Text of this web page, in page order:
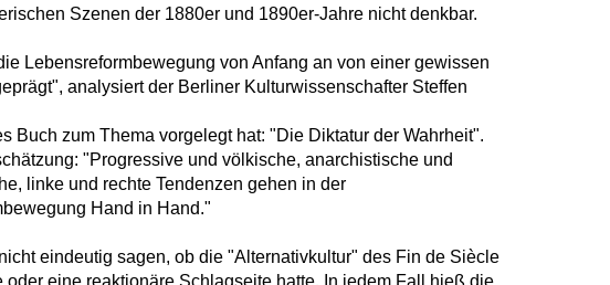
Szenen der 1880er und 1890er-Jahre nicht denkbar.
Lebensreformbewegung von Anfang an von einer gewissen
analysiert der Berliner Kulturwissenschafter Steffen
Buch zum Thema vorgelegt hat: "Die Diktatur der Wahrheit".
"Progressive und völkische, anarchistische und
linke und rechte Tendenzen gehen in der
Hand in Hand."
eindeutig sagen, ob die "Alternativkultur" des Fin de Siècle
oder eine reaktionäre Schlagseite hatte. In jedem Fall hieß die